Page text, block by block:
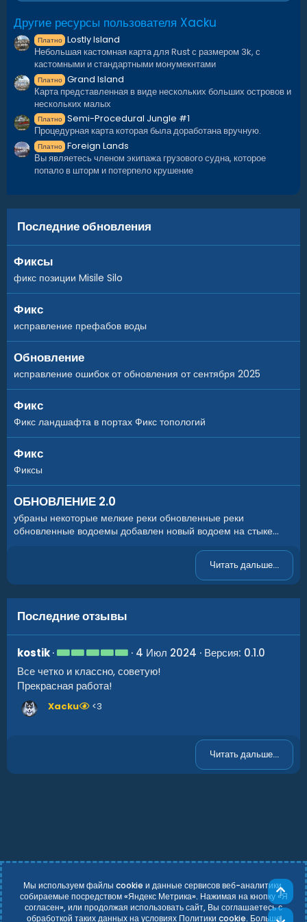
Другие ресурсы пользователя Xacku
Платно Lostly Island
Небольшая кастомная карта для Rust с размером 3k, с
кастомными и стандартными монумекнтами
Платно Grand Island
Карта представленная в виде нескольких больших островов и
нескольких малых
Платно Semi-Procedural Jungle #1
Процедурная карта которая была доработана вручную.
Платно Foreign Lands
Вы являетесь членом экипажа грузового судна, которое
попало в шторм и потерпело крушение
Последние обновления
Фиксы
фикс позиции Misile Silo
Фикс
исправление префабов воды
Обновление
исправление ошибок от обновления от сентября 2025
Фикс
Фикс ландшафта в портах Фикс топологий
Фикс
Фиксы
ОБНОВЛЕНИЕ 2.0
убраны некоторые мелкие реки обновленные реки
обновленные водоемы добавлен новый водоем на стыке...
Читать дальше...
Последние отзывы
kostik 5
0
4 Июл 2024
Версия: 0.1.0
Все четко и классно, советую!
Прекрасная работа!
Xacku <3
Читать дальше...
Russian (RU)
Условия и правила
Мы используем файлы cookie и данные сервисов веб-аналитики,
собираемые посредством «Яндекс Метрика». Нажимая на кнопку «Я
согласен», или продолжая использовать сайт, Вы соглашаетесь с
обработкой таких данных на условиях Политики cookie. Больше